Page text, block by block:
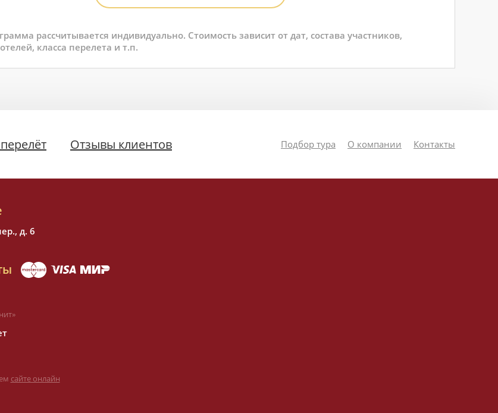
рассчитывается индивидуально. Стоимость зависит от дат, состава участников,
класса перелета и т.п.
Отзывы клиентов Подбор тура О компании Контакты
д. 6
сайте онлайн